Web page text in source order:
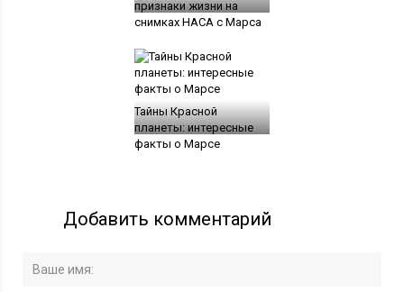
признаки жизни на
снимках НАСА с Марса
Тайны Красной
планеты: интересные
факты о Марсе
Добавить комментарий